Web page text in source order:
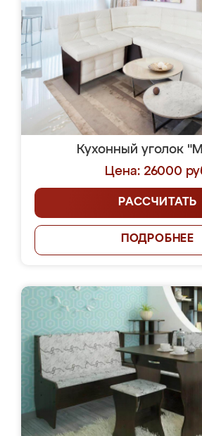
Кухонный уголок
Цена: 26000
РАССЧИТАТЬ
ПОДРОБНЕЕ